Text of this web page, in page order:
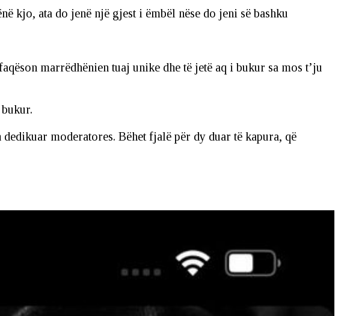
kjo, ata do jenë një gjest i ëmbël nëse do jeni së bashku
marrëdhënien tuaj unike dhe të jetë aq i bukur sa mos t’ju
moderatores. Bëhet fjalë për dy duar të kapura, që